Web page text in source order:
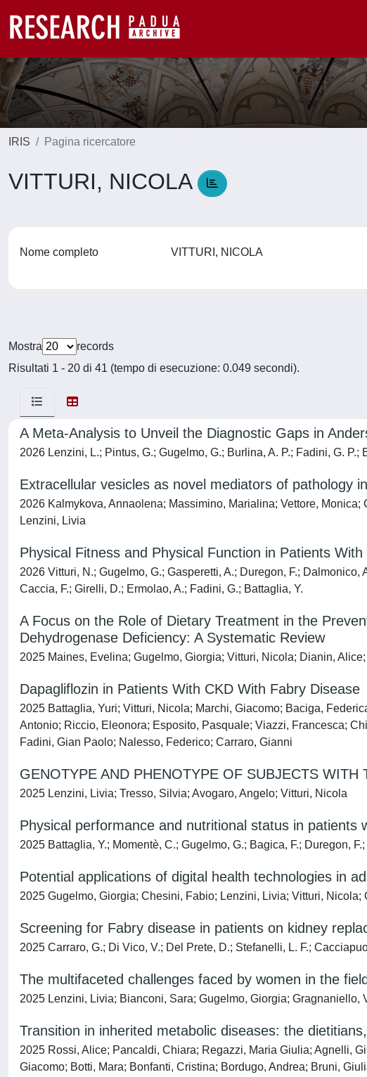
IRIS Pagina ricercatore
VITTURI, NICOLA
Nome completo VITTURI, NICOLA
Mostra
records
Risultati 1 - 20 di 41 (tempo di esecuzione: 0.049 secondi).
A Meta-Analysis to Unveil the Diagnostic Gaps in
2026 Lenzini, L.; Pintus, G.; Gugelmo, G.; Burlina, A. P.; Fadini, G. P.;
Extracellular vesicles as novel mediators of pathology
2026 Kalmykova, Annaolena; Massimino, Marialina; Vettore,
Lenzini, Livia
Physical Fitness and Physical Function in Patients
2026 Vitturi, N.; Gugelmo, G.; Gasperetti, A.; Duregon, F.;
Caccia, F.; Girelli, D.; Ermolao, A.; Fadini, G.; Battaglia, Y.
A Focus on the Role of Dietary Treatment in the
Dehydrogenase Deficiency: A Systematic Review
2025 Maines, Evelina; Gugelmo, Giorgia; Vitturi, Nicola; Dianin,
Dapagliflozin in Patients With CKD With Fabry Disease
2025 Battaglia, Yuri; Vitturi, Nicola; Marchi, Giacomo; Baciga,
Antonio; Riccio, Eleonora; Esposito, Pasquale; Viazzi, Francesca;
Fadini, Gian Paolo; Nalesso, Federico; Carraro, Gianni
GENOTYPE AND PHENOTYPE OF SUBJECTS
2025 Lenzini, Livia; Tresso, Silvia; Avogaro, Angelo; Vitturi, Nicola
Physical performance and nutritional status in
2025 Battaglia, Y.; Momentè, C.; Gugelmo, G.; Bagica, F.; Duregon,
Potential applications of digital health technologies in
2025 Gugelmo, Giorgia; Chesini, Fabio; Lenzini, Livia; Vitturi,
Screening for Fabry disease in patients on kidney
2025 Carraro, G.; Di Vico, V.; Del Prete, D.; Stefanelli, L. F.;
The multifaceted challenges faced by women in the
2025 Lenzini, Livia; Bianconi, Sara; Gugelmo, Giorgia;
Transition in inherited metabolic diseases: the
2025 Rossi, Alice; Pancaldi, Chiara; Regazzi, Maria Giulia; Agnelli,
Giacomo; Botti, Mara; Bonfanti, Cristina; Bordugo, Andrea; Bruni,